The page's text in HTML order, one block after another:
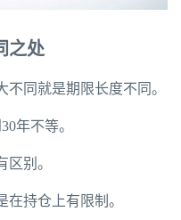
之处
同就是期限长度不同。
年不等。
别。
持仓上有限制。